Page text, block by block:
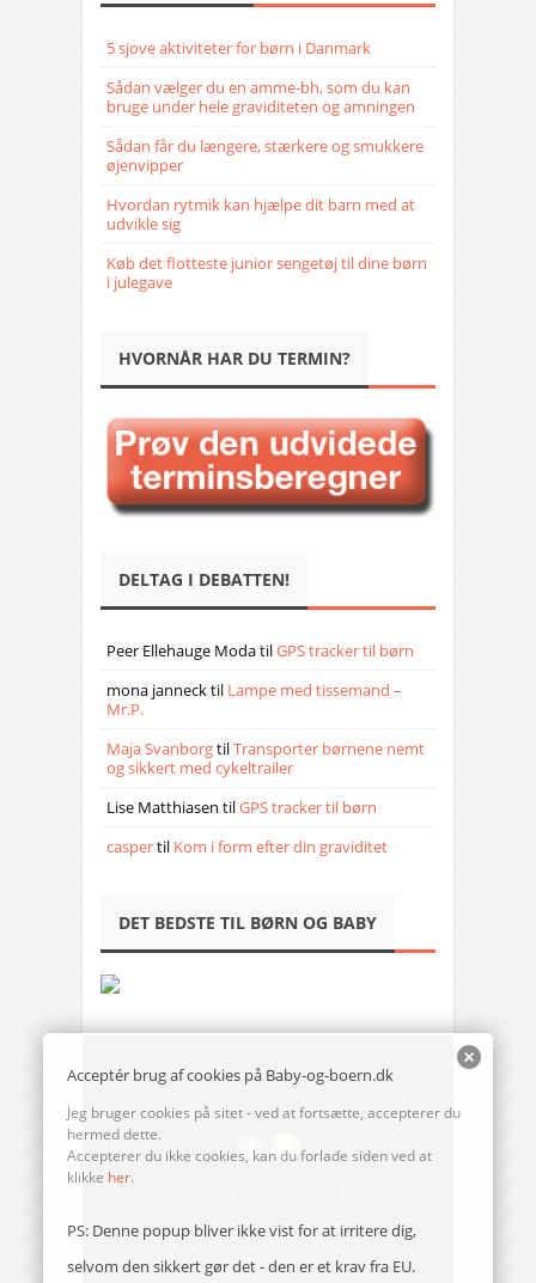
5 sjove aktiviteter for børn i Danmark
Sådan vælger du en amme-bh, som du kan
bruge under hele graviditeten og amningen
Sådan får du længere, stærkere og smukkere
øjenvipper
Hvordan rytmik kan hjælpe dit barn med at
udvikle sig
Køb det flotteste junior sengetøj til dine børn
i julegave
HVORNÅR HAR DU TERMIN?
DELTAG I DEBATTEN!
Peer Ellehauge ModatilGPS tracker til børn
mona jannecktil Lampe med tissemand –
Mr.P.
Maja SvanborgtilTransporter børnene nemt
og sikkert med cykeltrailer
Lise Matthiasen tilGPS tracker til børn
caspertil Kom i form efter din graviditet
DET BEDSTE TIL BØRN OG BABY
Send en mail til redaktionen
Acceptér brug af cookies på Baby-og-boern.dk
Jeg bruger cookies på sitet - ved at fortsætte, accepterer du
hermed dette.
Accepterer du ikke cookies, kan du forlade siden ved at
klikke her.
PS: Denne popup bliver ikke vist for at irritere dig,
selvom den sikkert gør det - den er et krav fra EU.